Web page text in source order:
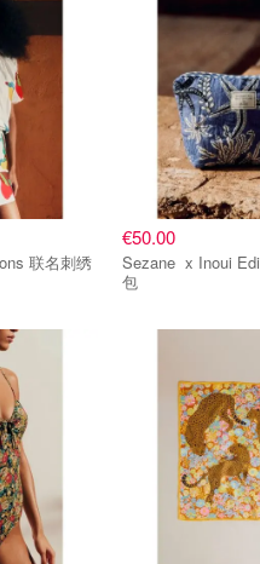
€50.00
Sezane x Inoui Editions 联名化妆
包